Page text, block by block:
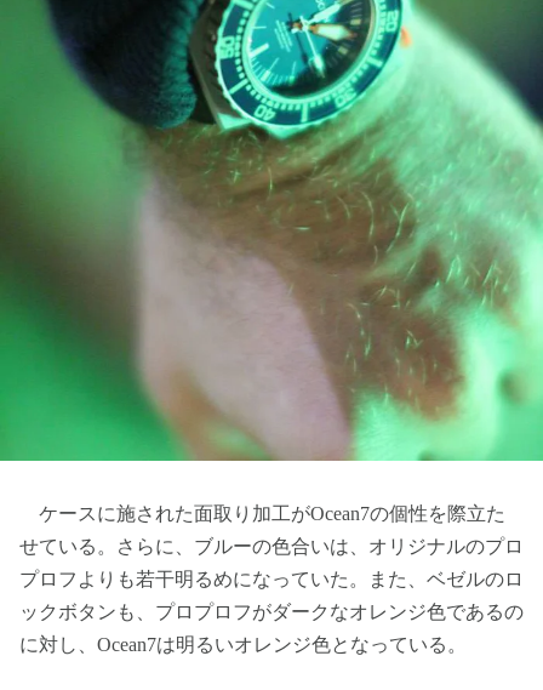
ケースに施された面取り加工がOcean7の個性を際立た
せている。さらに、ブルーの色合いは、オリジナルのプロ
プロフよりも若干明るめになっていた。また、ベゼルのロ
ックボタンも、プロプロフがダークなオレンジ色であるの
に対し、Ocean7は明るいオレンジ色となっている。